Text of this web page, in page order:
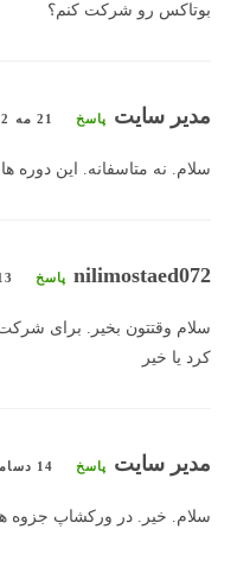
بوتاکس رو شرکت کنم؟
مدیر سایت پاسخ 21 مه 2022
سلام. نه متاسفانه. این دوره
nilimostaed072 پاسخ 13 دسامبر
سلام وقتتون بخیر. برای شرکت
کرد یا خیر
مدیر سایت پاسخ 14 دسامبر 2021
سلام. خیر. در ورکشاپ جزوه